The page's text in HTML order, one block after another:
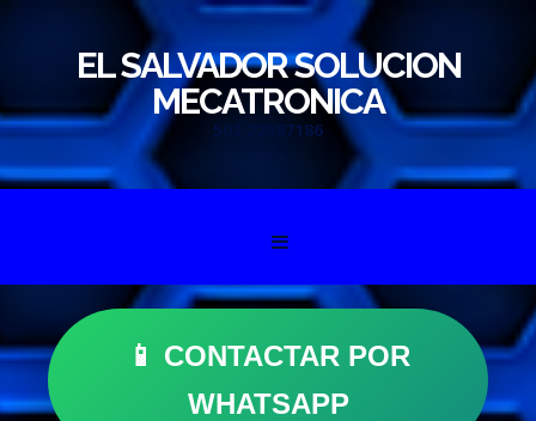
EL SALVADOR SOLUCION
MECATRONICA
503 22687186
Skip to content
📱 CONTACTAR POR
WHATSAPP